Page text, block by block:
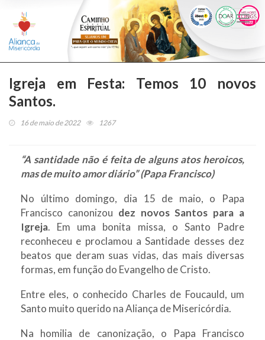
Igreja em Festa: Temos 10 novos
Santos.
16 de maio de 2022 1267
“A santidade não é feita de alguns atos heroicos,
mas de muito amor diário” (Papa Francisco)
No último domingo, dia 15 de maio, o Papa
Francisco canonizou dez novos Santos para a
Igreja. Em uma bonita missa, o Santo Padre
reconheceu e proclamou a Santidade desses dez
beatos que deram suas vidas, das mais diversas
formas, em função do Evangelho de Cristo.
Entre eles, o conhecido Charles de Foucauld, um
Santo muito querido na Aliança de Misericórdia.
Na homilia de canonização, o Papa Francisco